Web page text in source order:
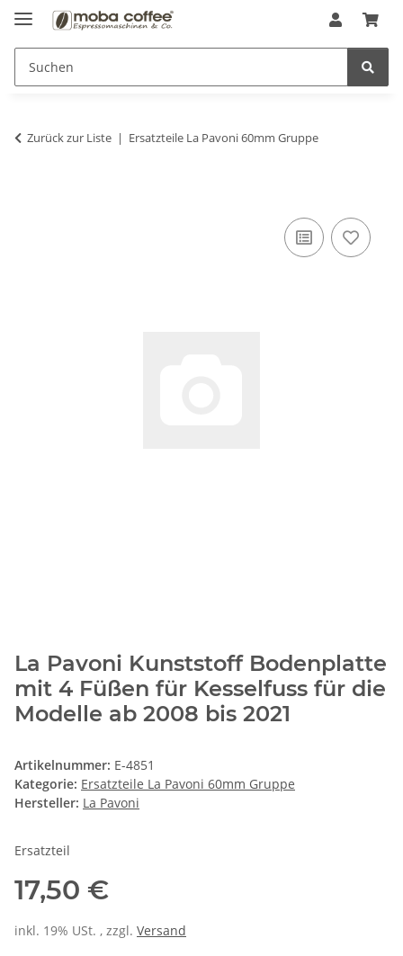
Zurück zur Liste Ersatzteile La Pavoni 60mm Gruppe
La Pavoni Kunststoff Bodenplatte
mit 4 Füßen für Kesselfuss für die
Modelle ab 2008 bis 2021
Artikelnummer: E-4851
Kategorie: Ersatzteile La Pavoni 60mm Gruppe
Hersteller: La Pavoni
Ersatzteil
17,50 €
inkl. 19% USt. , zzgl. Versand